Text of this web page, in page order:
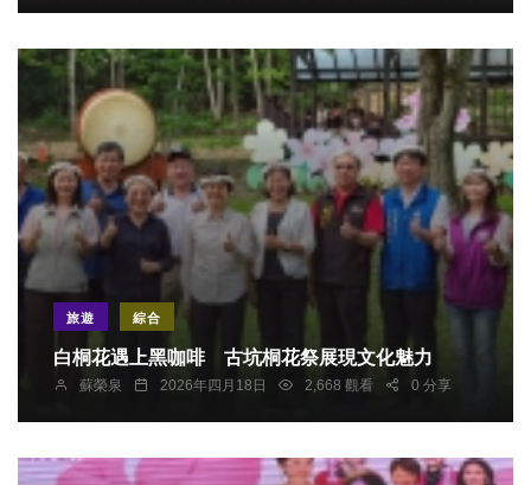
旅遊 綜合
白桐花遇上黑咖啡 古坑桐花祭展現文化魅力
蘇榮泉 2026年四月18日 2,668 觀看 0 分享